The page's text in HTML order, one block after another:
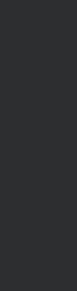
，而且很新鮮，
到忘了拍 墾丁
行動支付(支援街
廳內有冷氣、桌